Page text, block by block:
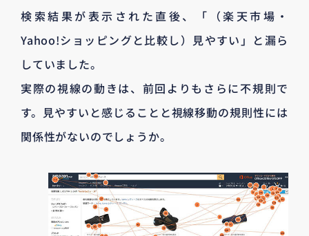
検索結果が表示された直後、「（楽天市場・
Yahoo!ショッピングと比較し）見やすい」と漏ら
していました。
実際の視線の動きは、前回よりもさらに不規則で
す。見やすいと感じることと視線移動の規則性には
関係性がないのでしょうか。